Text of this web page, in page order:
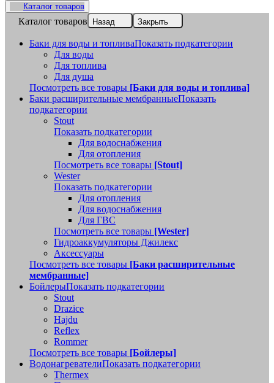
Каталог товаров
Каталог товаров Назад Закрыть
Баки для воды и топливаПоказать подкатегории
Для воды
Для топлива
Для душа
Посмотреть все товары [Баки для воды и топлива]
Баки расширительные мембранныеПоказать
подкатегории
Stout
Показать подкатегории
Для водоснабжения
Для отопления
Посмотреть все товары [Stout]
Wester
Показать подкатегории
Для отопления
Для водоснабжения
Для ГВС
Посмотреть все товары [Wester]
Гидроаккумуляторы Джилекс
Аксессуары
Посмотреть все товары [Баки расширительные
мембранные]
БойлерыПоказать подкатегории
Stout
Drazice
Hajdu
Reflex
Rommer
Посмотреть все товары [Бойлеры]
ВодонагревателиПоказать подкатегории
Thermex